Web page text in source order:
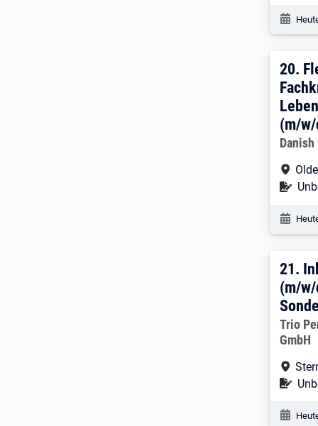
20.
20.
(m/
Danish
21.
21.
(m/
Trio
GmbH